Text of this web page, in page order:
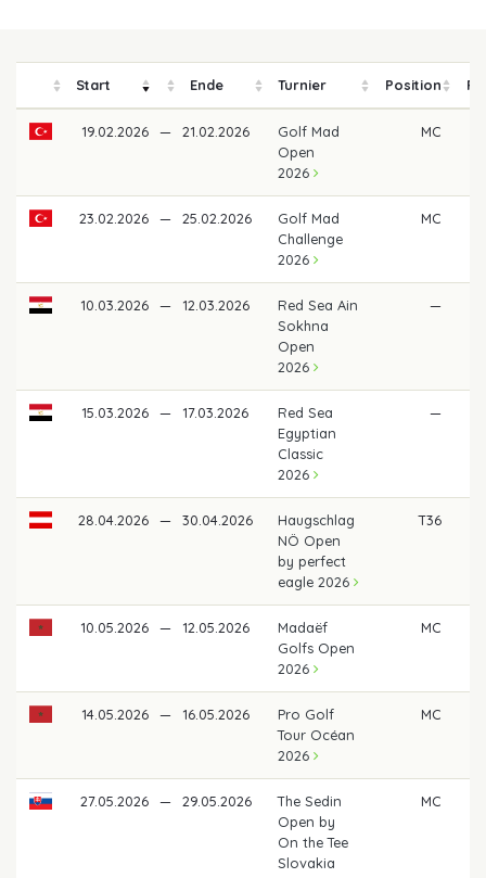
Start Ende Turnier Position
19.02.2026 — 21.02.2026
Golf Mad
Open
2026
MC
23.02.2026 — 25.02.2026
Golf Mad
Challenge
2026
MC
10.03.2026 — 12.03.2026
Red Sea Ain
Sokhna
Open
2026
—
15.03.2026 — 17.03.2026
Red Sea
Egyptian
Classic
2026
—
28.04.2026 — 30.04.2026
Haugschlag
NÖ Open
by perfect
eagle 2026
T36
10.05.2026 — 12.05.2026
Madaëf
Golfs Open
2026
MC
14.05.2026 — 16.05.2026
Pro Golf
Tour Océan
2026
MC
27.05.2026 — 29.05.2026
The Sedin
Open by
On the Tee
Slovakia
MC